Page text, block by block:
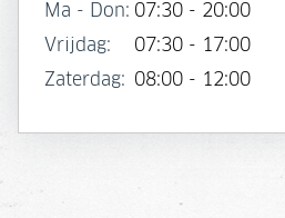
Ma - Don: 07:30 - 20:00
Vrijdag:
07:30 - 17:00
Zaterdag:
08:00 - 12:00